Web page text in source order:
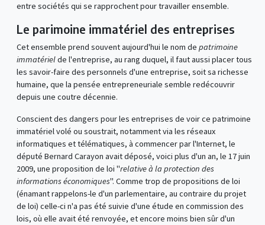
entre sociétés qui se rapprochent pour travailler ensemble.
Le parimoine immatériel des entreprises
Cet ensemble prend souvent aujourd'hui le nom de patrimoine
immatérielde l'entreprise, au rang duquel, il faut aussi placer tous
les savoir-faire des personnels d'une entreprise, soit sa richesse
humaine, que la pensée entrepreneuriale semble redécouvrir
depuis une coutre décennie.
Conscient des dangers pour les entreprises de voir ce patrimoine
immatériel volé ou soustrait, notamment via les réseaux
informatiques et télématiques, à commencer par l'Internet, le
député Bernard Carayon avait déposé, voici plus d'un an, le 17 juin
2009, une proposition de loi "relative à la protection des
informations économiques". Comme trop de propositions de loi
(énamant rappelons-le d'un parlementaire, au contraire du projet
de loi) celle-ci n'a pas été suivie d'une étude en commission des
lois, où elle avait été renvoyée, et encore moins bien sûr d'un